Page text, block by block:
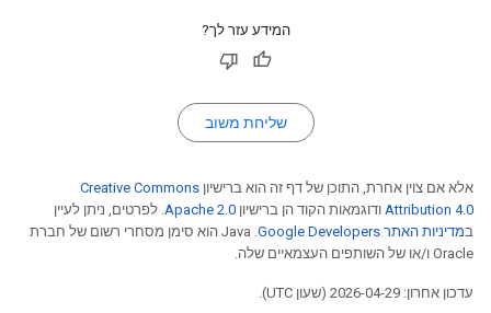
המידע עזר לך?
שליחת משוב
אלא אם צוין אחרת, התוכן של דף זה הוא ברישיון Creative Commons
Attribution 4.0 ודוגמאות הקוד הן ברישיון Apache 2.0. לפרטים, ניתן לעיין
במדיניות האתר Google Developers‏
.‏ Java הוא סימן מסחרי רשום של חברת
Oracle ו/או של השותפים העצמאיים שלה.
עדכון אחרון: 2026-04-29 (שעון UTC).